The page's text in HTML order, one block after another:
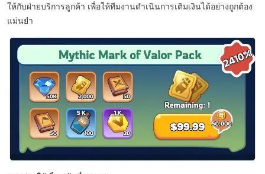
ให้กับฝ่ายบริการลูกค้า เพื่อให้ทีมงานดำเนินการเติมเงินได้อย่างถูกต้อง
แม่นยำ